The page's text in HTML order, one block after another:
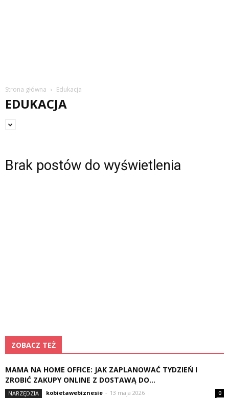
Strona główna Edukacja
EDUKACJA
Brak postów do wyświetlenia
ZOBACZ TEŻ
MAMA NA HOME OFFICE: JAK ZAPLANOWAĆ TYDZIEŃ I
ZROBIĆ ZAKUPY ONLINE Z DOSTAWĄ DO...
NARZĘDZIA kobietawebiznesie - 13 maja 2026 0